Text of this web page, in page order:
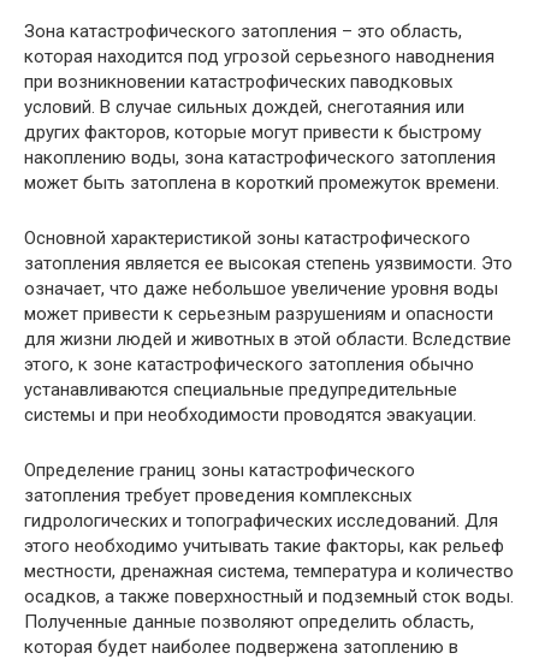
Зона катастрофического затопления – это область,
которая находится под угрозой серьезного наводнения
при возникновении катастрофических паводковых
условий. В случае сильных дождей, снеготаяния или
других факторов, которые могут привести к быстрому
накоплению воды, зона катастрофического затопления
может быть затоплена в короткий промежуток времени.
Основной характеристикой зоны катастрофического
затопления является ее высокая степень уязвимости. Это
означает, что даже небольшое увеличение уровня воды
может привести к серьезным разрушениям и опасности
для жизни людей и животных в этой области. Вследствие
этого, к зоне катастрофического затопления обычно
устанавливаются специальные предупредительные
системы и при необходимости проводятся эвакуации.
Определение границ зоны катастрофического
затопления требует проведения комплексных
гидрологических и топографических исследований. Для
этого необходимо учитывать такие факторы, как рельеф
местности, дренажная система, температура и количество
осадков, а также поверхностный и подземный сток воды.
Полученные данные позволяют определить область,
которая будет наиболее подвержена затоплению в